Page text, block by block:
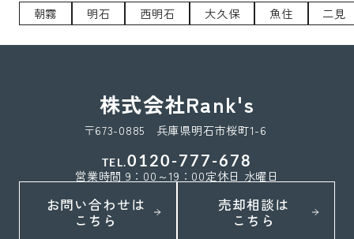
朝霧 明石 西明石 大久保 魚住 二見
株式会社Rank's
〒673-0885 兵庫県明石市桜町1-6
TEL.0120-777-678
営業時間 9：00～19：00定休日 水曜日
お問い合わせは
こちら
売却相談は
こちら